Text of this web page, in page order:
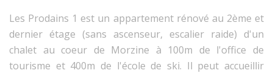
Les Prodains 1 est un appartement rénové au 2ème et
dernier étage (sans ascenseur, escalier raide) d'un
chalet au coeur de Morzine à 100m de l'office de
tourisme et 400m de l'école de ski. Il peut accueillir